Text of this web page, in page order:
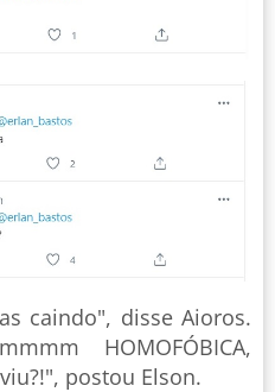
caindo", disse Aioros.
HOMOFÓBICA,
postou Elson.